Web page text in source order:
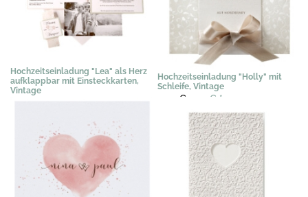
Hochzeitseinladung "Lea" als Herz
aufklappbar mit Einsteckkarten,
Vintage
Hochzeitseinladung "Holly" mit
Schleife, Vintage
3,02 € 2,29 € *